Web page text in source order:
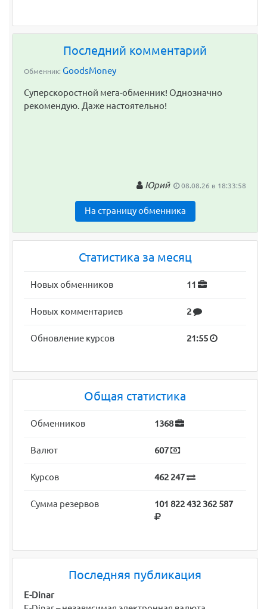
Последний комментарий
Обменник: GoodsMoney
Суперскоростной мега-обменник! Однозначно
рекомендую. Даже настоятельно!
Юрий 08.08.26 в 18:33:58
На страницу обменника
Статистика за месяц
Новых обменников 11
Новых комментариев 2
Обновление курсов 21:55
Общая статистика
Обменников 1368
Валют 607
Курсов 462 247
Сумма резервов 101 822 432 362 587
Последняя публикация
E-Dinar